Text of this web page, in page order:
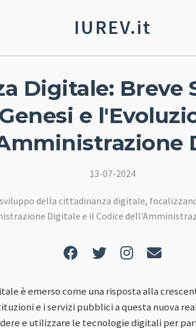
IUREV.it
Digitale: Breve
e
13-07-2024
della cittadinanza digitale,
Digitale e il Codice
è emerso come una risposta alla
e i servizi pubblici a questa nuova
e utilizzare le tecnologie digitali per